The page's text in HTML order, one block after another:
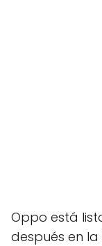
Oppo está
después en